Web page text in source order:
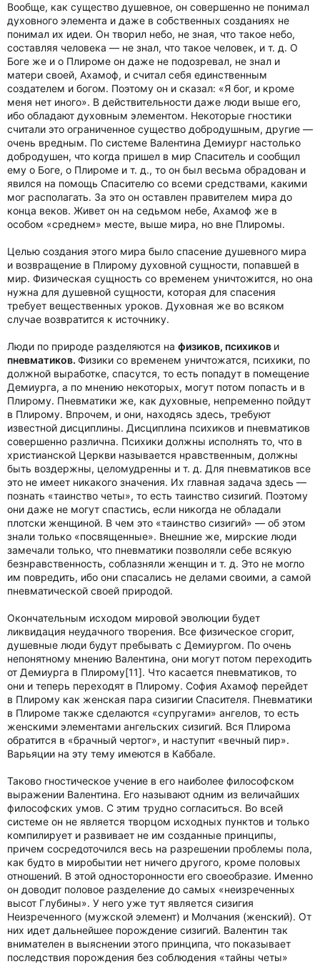
Вообще, как существо душевное, он совершенно не понимал
духовного элемента и даже в собственных созданиях не
понимал их идеи. Он творил небо, не зная, что такое небо,
составляя человека — не знал, что такое человек, и т. д. О
Боге же и о Плироме он даже не подозревал, не знал и
матери своей, Ахамоф, и считал себя единственным
создателем и богом. Поэтому он и сказал: «Я бог, и кроме
меня нет иного». В действительности даже люди выше его,
ибо обладают духовным элементом. Некоторые гностики
считали это ограниченное существо добродушным, другие —
очень вредным. По системе Валентина Демиург настолько
добродушен, что когда пришел в мир Спаситель и сообщил
ему о Боге, о Плироме и т. д., то он был весьма обрадован и
явился на помощь Спасителю со всеми средствами, какими
мог располагать. За это он оставлен правителем мира до
конца веков. Живет он на седьмом небе, Ахамоф же в
особом «среднем» месте, выше мира, но вне Плиромы.
Целью создания этого мира было спасение душевного мира
и возвращение в Плирому духовной сущности, попавшей в
мир. Физическая сущность со временем уничтожится, но она
нужна для душевной сущности, которая для спасения
требует вещественных уроков. Духовная же во всяком
случае возвратится к источнику.
Люди по природе разделяются на физиков, психиков и
пневматиков. Физики со временем уничтожатся, психики, по
должной выработке, спасутся, то есть попадут в помещение
Демиурга, а по мнению некоторых, могут потом попасть и в
Плирому. Пневматики же, как духовные, непременно пойдут
в Плирому. Впрочем, и они, находясь здесь, требуют
известной дисциплины. Дисциплина психиков и пневматиков
совершенно различна. Психики должны исполнять то, что в
христианской Церкви называется нравственным, должны
быть воздержны, целомудренны и т. д. Для пневматиков все
это не имеет никакого значения. Их главная задача здесь —
познать «таинство четы», то есть таинство сизигий. Поэтому
они даже не могут спастись, если никогда не обладали
плотски женщиной. В чем это «таинство сизигий» — об этом
знали только «посвященные». Внешние же, мирские люди
замечали только, что пневматики позволяли себе всякую
безнравственность, соблазняли женщин и т. д. Это не могло
им повредить, ибо они спасались не делами своими, а самой
пневматической своей природой.
Окончательным исходом мировой эволюции будет
ликвидация неудачного творения. Все физическое сгорит,
душевные люди будут пребывать с Демиургом. По очень
непонятному мнению Валентина, они могут потом переходить
от Демиурга в Плирому[11]. Что касается пневматиков, то
они и теперь переходят в Плирому. София Ахамоф перейдет
в Плирому как женская пара сизигии Спасителя. Пневматики
в Плироме также сделаются «супругами» ангелов, то есть
женскими элементами ангельских сизигий. Вся Плирома
обратится в «брачный чертог», и наступит «вечный пир».
Варьяции на эту тему имеются в Каббале.
Таково гностическое учение в его наиболее философском
выражении Валентина. Его называют одним из величайших
философских умов. С этим трудно согласиться. Во всей
системе он не является творцом исходных пунктов и только
компилирует и развивает не им созданные принципы,
причем сосредоточился весь на разрешении проблемы пола,
как будто в миробытии нет ничего другого, кроме половых
отношений. В этой односторонности его своеобразие. Именно
он доводит половое разделение до самых «неизреченных
высот Глубины». У него уже тут является сизигия
Неизреченного (мужской элемент) и Молчания (женский). От
них идет дальнейшее порождение сизигий. Валентин так
внимателен в выяснении этого принципа, что показывает
последствия порождения без соблюдения «тайны четы»